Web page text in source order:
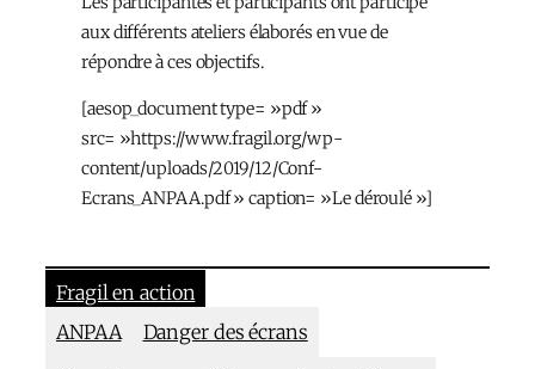
aux différents ateliers élaborés en vue de
répondre à ces objectifs.
[aesop_document type= »pdf »
src= »https://www.fragil.org/wp-
content/uploads/2019/12/Conf-
Ecrans_ANPAA.pdf » caption= »Le déroulé »]
Fragil en action
ANPAA
Danger des écrans